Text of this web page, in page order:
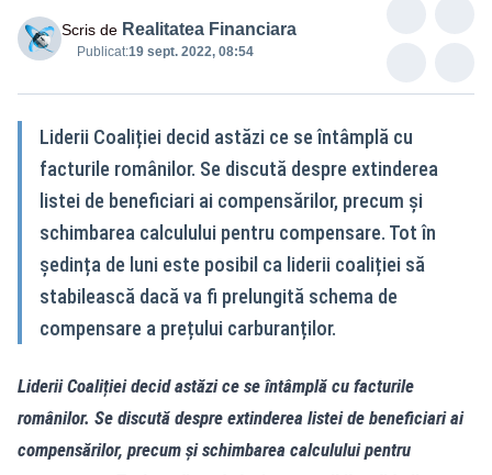
Scris de Realitatea Financiara
Publicat:19 sept. 2022, 08:54
Liderii Coaliției decid astăzi ce se întâmplă cu
facturile românilor. Se discută despre extinderea
listei de beneficiari ai compensărilor, precum și
schimbarea calculului pentru compensare. Tot în
ședința de luni este posibil ca liderii coaliției să
stabilească dacă va fi prelungită schema de
compensare a prețului carburanților.
Liderii Coaliției decid astăzi ce se întâmplă cu facturile
românilor. Se discută despre extinderea listei de beneficiari ai
compensărilor, precum și schimbarea calculului pentru